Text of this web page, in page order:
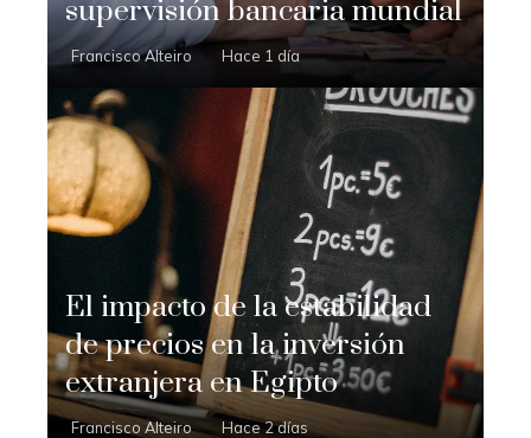
supervisión bancaria mundial
Francisco Alteiro Hace 1 día
El impacto de la estabilidad
de precios en la inversión
extranjera en Egipto
Francisco Alteiro Hace 2 días